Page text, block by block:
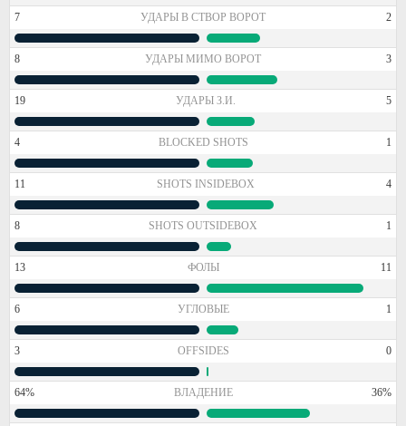
7 УДАРЫ В СТВОР ВОРОТ 2
8 УДАРЫ МИМО ВОРОТ 3
19 УДАРЫ З.И. 5
4 BLOCKED SHOTS 1
11 SHOTS INSIDEBOX 4
8 SHOTS OUTSIDEBOX 1
13 ФОЛЫ 11
6 УГЛОВЫЕ 1
3 OFFSIDES 0
64% ВЛАДЕНИЕ 36%